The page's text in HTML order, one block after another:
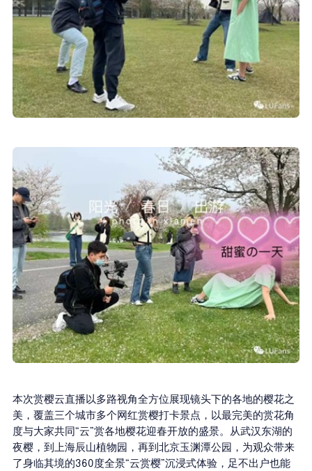
本次赏樱云直播以多路视角全方位展现镜头下的各地的樱花之
美，覆盖三个城市多个网红赏樱打卡景点，以最完美的赏花角
度与大家共同“云”赏各地樱花迎春开放的盛景。从武汉东湖的
夜樱，到上海辰山植物园，再到北京玉渊潭公园，为观众带来
了身临其境的360度全景“云赏樱”沉浸式体验，足不出户也能